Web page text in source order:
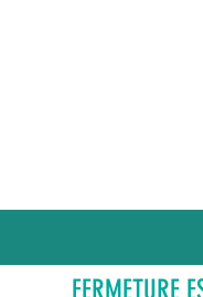
FERMETURE